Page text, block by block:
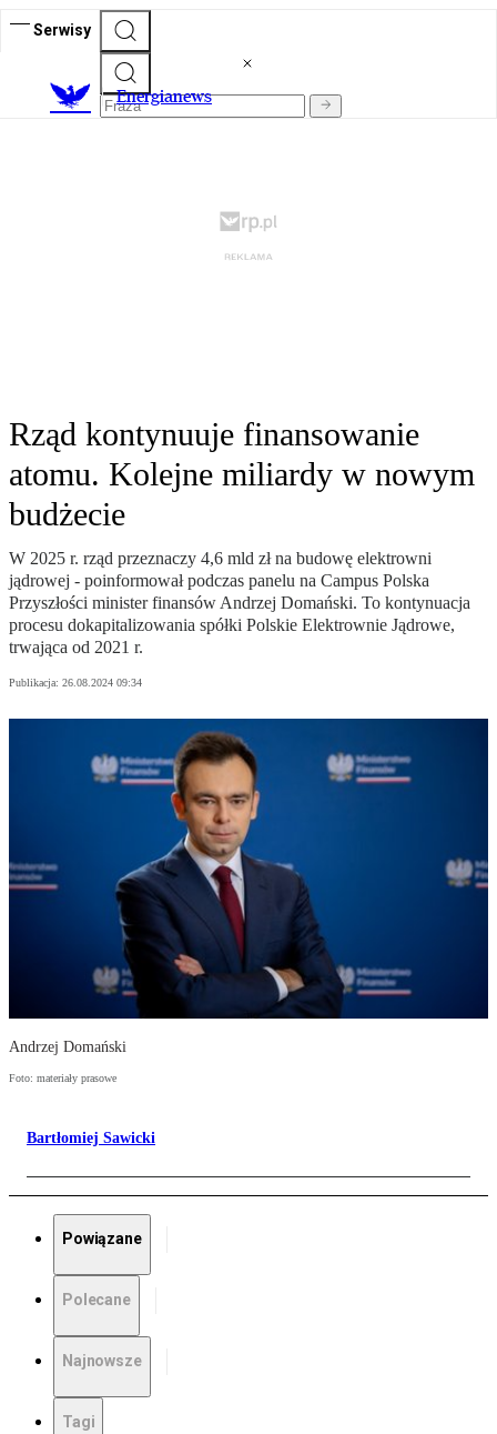
Serwisy
Energianews
Rząd kontynuuje finansowanie
atomu. Kolejne miliardy w nowym
budżecie
W 2025 r. rząd przeznaczy 4,6 mld zł na budowę elektrowni
jądrowej - poinformował podczas panelu na Campus Polska
Przyszłości minister finansów Andrzej Domański. To kontynuacja
procesu dokapitalizowania spółki Polskie Elektrownie Jądrowe,
trwająca od 2021 r.
Publikacja: 26.08.2024 09:34
Andrzej Domański
Foto: materiały prasowe
Bartłomiej Sawicki
Powiązane
Polecane
Najnowsze
Tagi